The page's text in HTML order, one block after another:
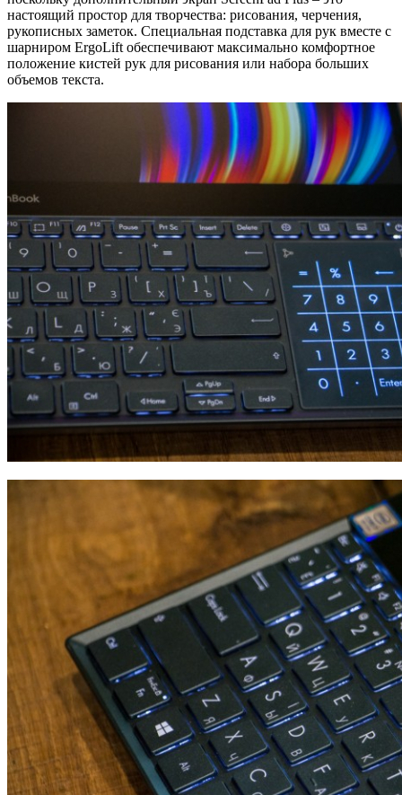
настоящий простор для творчества: рисования, черчения,
рукописных заметок. Специальная подставка для рук вместе с
шарниром ErgoLift обеспечивают максимально комфортное
положение кистей рук для рисования или набора больших
объемов текста.